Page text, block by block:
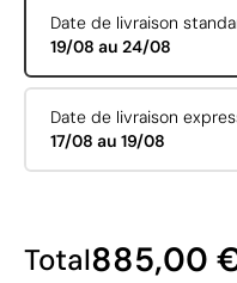
Date de livraison
19/08 au 24/08
Date de livraison
17/08 au 19/08
Total885,00